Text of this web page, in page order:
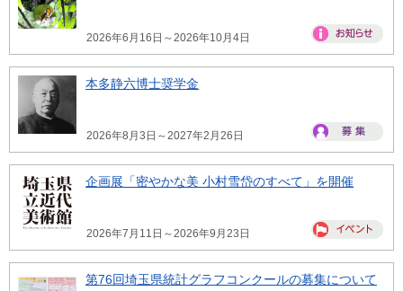
2026年6月16日～2026年10月4日
本多静六博士奨学金
2026年8月3日～2027年2月26日
企画展「密やかな美 小村雪岱のすべて」を開催
2026年7月11日～2026年9月23日
第76回埼玉県統計グラフコンクールの募集について